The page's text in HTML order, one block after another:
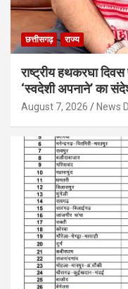
छत्तीसगढ़ राज्य
राष्ट्रीय हथकरघा
‘स्वदेशी अपनाने’ का
August 7, 2026 News